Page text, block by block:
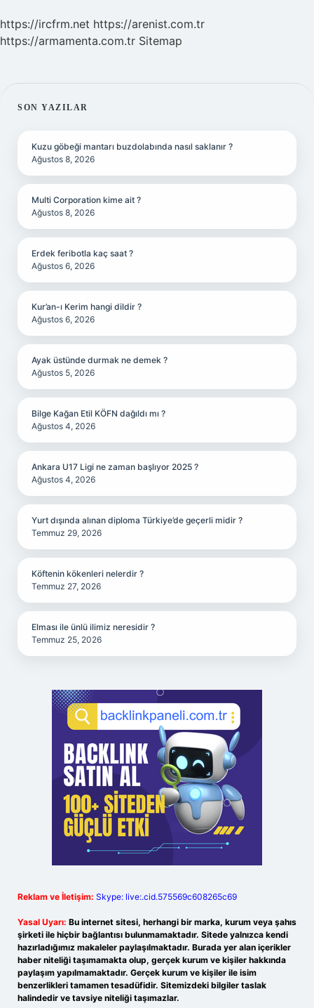
https://ircfrm.net https://arenist.com.tr
https://armamenta.com.tr Sitemap
SIDEBAR
SON YAZILAR
Kuzu göbeği mantarı buzdolabında nasıl saklanır ?
Ağustos 8, 2026
Multi Corporation kime ait ?
Ağustos 8, 2026
Erdek feribotla kaç saat ?
Ağustos 6, 2026
Kur’an-ı Kerim hangi dildir ?
Ağustos 6, 2026
Ayak üstünde durmak ne demek ?
Ağustos 5, 2026
Bilge Kağan Etil KÖFN dağıldı mı ?
Ağustos 4, 2026
Ankara U17 Ligi ne zaman başlıyor 2025 ?
Ağustos 4, 2026
Yurt dışında alınan diploma Türkiye’de geçerli midir ?
Temmuz 29, 2026
Köftenin kökenleri nelerdir ?
Temmuz 27, 2026
Elması ile ünlü ilimiz neresidir ?
Temmuz 25, 2026
Reklam ve İletişim: Skype: live:.cid.575569c608265c69
Yasal Uyarı: Bu internet sitesi, herhangi bir marka, kurum veya şahıs
şirketi ile hiçbir bağlantısı bulunmamaktadır. Sitede yalnızca kendi
hazırladığımız makaleler paylaşılmaktadır. Burada yer alan içerikler
haber niteliği taşımamakta olup, gerçek kurum ve kişiler hakkında
paylaşım yapılmamaktadır. Gerçek kurum ve kişiler ile isim
benzerlikleri tamamen tesadüfidir. Sitemizdeki bilgiler taslak
halindedir ve tavsiye niteliği taşımazlar.